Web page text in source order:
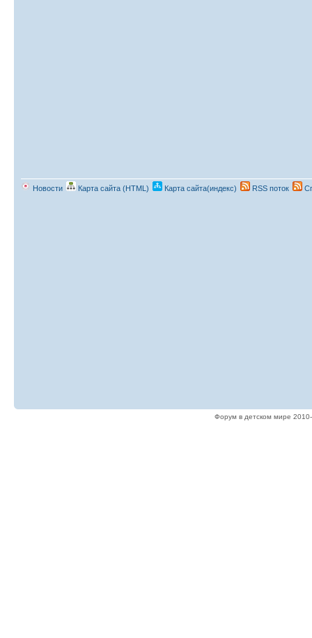
Новости Карта сайта (HTML) Карта сайта(индекс) RSS поток
Форум в детском мире